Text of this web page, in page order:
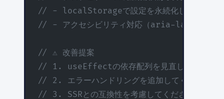
// - localStorageで設定を永続化している
// - アクセシビリティ対応（aria-label）
// ⚠️ 改善提案
// 1. useEffectの依存配列を見直してください
// 2. エラーハンドリングを追加してください
// 3. SSRとの互換性を考慮してください